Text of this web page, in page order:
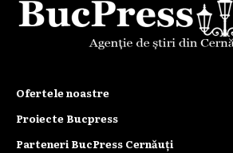
Ofertele noastre
Proiecte Bucpress
Parteneri BucPress Cernăuți